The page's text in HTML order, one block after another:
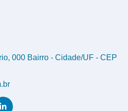
000 Bairro - Cidade/UF - CEP